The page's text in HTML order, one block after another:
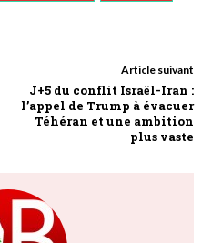
Article suivant
J+5 du conflit Israël-Iran :
l’appel de Trump à évacuer
Téhéran et une ambition
plus vaste